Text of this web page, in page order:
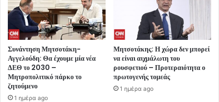
Συνάντηση Μητσοτάκη-
Αγγελούδη: Θα έχουμε μία νέα
ΔΕΘ το 2030 –
Μητροπολιτικό πάρκο το
ζητούμενο
1 ημέρα ago
Μητσοτάκης: Η χώρα δεν μπορεί
να είναι αιχμάλωτη του
ρουσφετιού – Προτεραιότητα ο
πρωτογενής τομεάς
1 ημέρα ago